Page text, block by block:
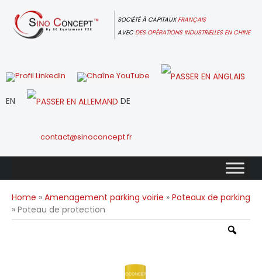
content
SOCIÉTÉ À CAPITAUXFRANÇAIS
AVECDES OPÉRATIONS INDUSTRIELLES EN CHINE
EN DE
contact@sinoconcept.fr
Home » Amenagement parking voirie » Poteaux de parking
» Poteau de protection